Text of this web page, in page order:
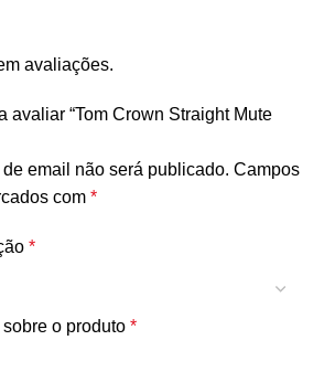
avaliações.
avaliar “Tom Crown Straight Mute
email não será publicado. Campos
com *
*
o produto *